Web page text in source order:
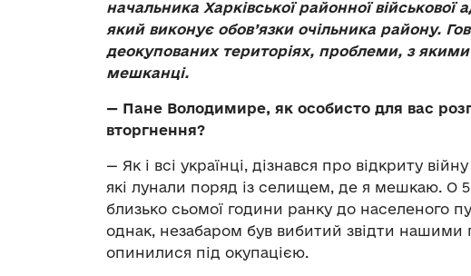
начальника Харківської районної
який виконує обов’язки очільника району.
деокупованих територіях, проблеми, з якими
мешканці.
— Пане Володимире, як особисто для вас
вторгнення?
— Як і всі українці, дізнався про відкриту
які лунали поряд із селищем, де я мешкаю. О
близько сьомої години ранку до населеного
однак, незабаром був вибитий звідти нашими
опинилися під окупацією.